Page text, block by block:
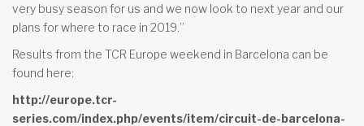
very busy season for us and we now look to next year and our
plans for where to race in 2019.”
Results from the TCR Europe weekend in Barcelona can be
found here:
http://europe.tcr-
series.com/index.php/events/item/circuit-de-barcelona-